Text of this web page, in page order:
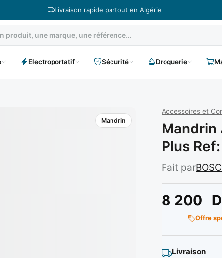
Livraison rapide partout en Algérie
Electroportatif Sécurité Droguerie
Mandrin
Accessoires et
Plus
Fait par
8 200
Offre
Livraison